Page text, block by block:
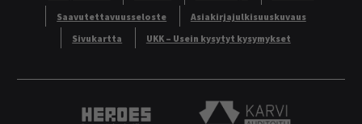
Saavutettavuusseloste
Asiakirjajulkisuuskuvaus
Sivukartta
UKK – Usein kysytyt kysymykset